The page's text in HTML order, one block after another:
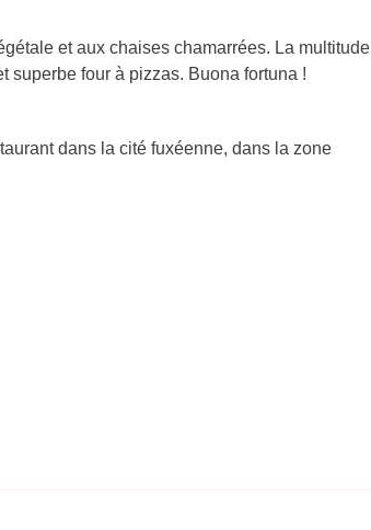
et aux chaises chamarrées. La multitude
superbe four à pizzas. Buona fortuna !
dans la cité fuxéenne, dans la zone